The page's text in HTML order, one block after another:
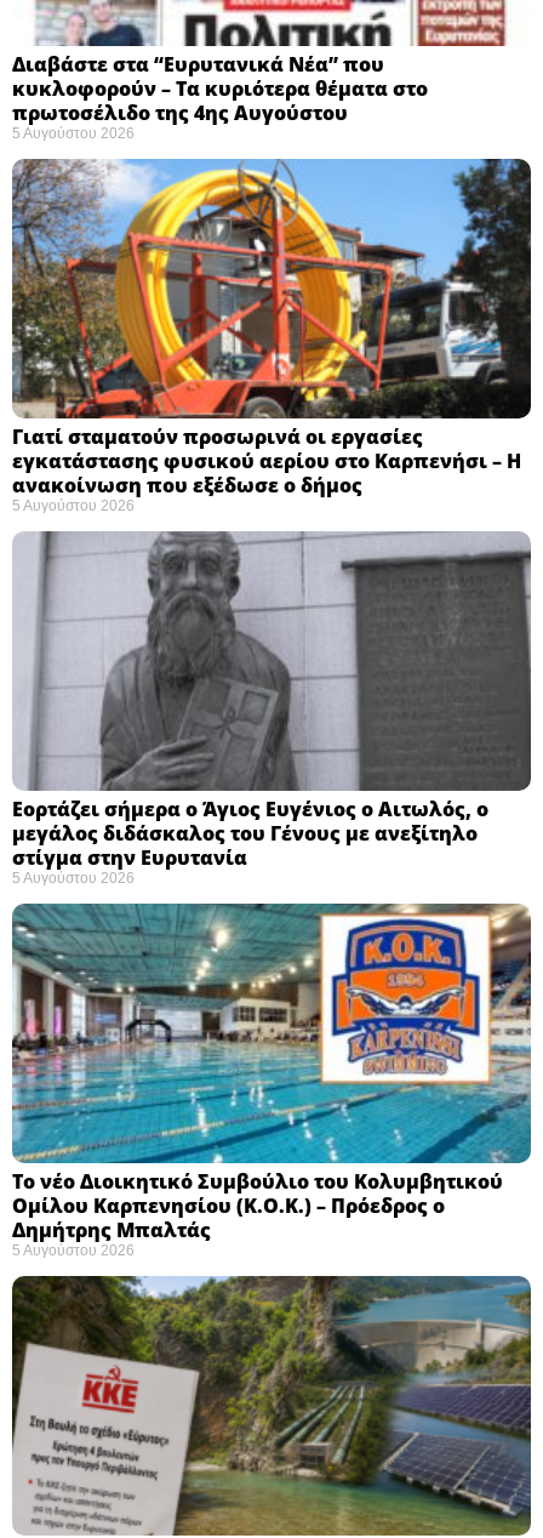
Διαβάστε στα “Ευρυτανικά Νέα” που
κυκλοφορούν – Τα κυριότερα θέματα στο
πρωτοσέλιδο της 4ης Αυγούστου
5 Αυγούστου 2026
Γιατί σταματούν προσωρινά οι εργασίες
εγκατάστασης φυσικού αερίου στο Καρπενήσι – Η
ανακοίνωση που εξέδωσε ο δήμος
5 Αυγούστου 2026
Εορτάζει σήμερα ο Άγιος Ευγένιος ο Αιτωλός, ο
μεγάλος διδάσκαλος του Γένους με ανεξίτηλο
στίγμα στην Ευρυτανία
5 Αυγούστου 2026
Το νέο Διοικητικό Συμβούλιο του Κολυμβητικού
Ομίλου Καρπενησίου (Κ.Ο.Κ.) – Πρόεδρος ο
Δημήτρης Μπαλτάς
5 Αυγούστου 2026